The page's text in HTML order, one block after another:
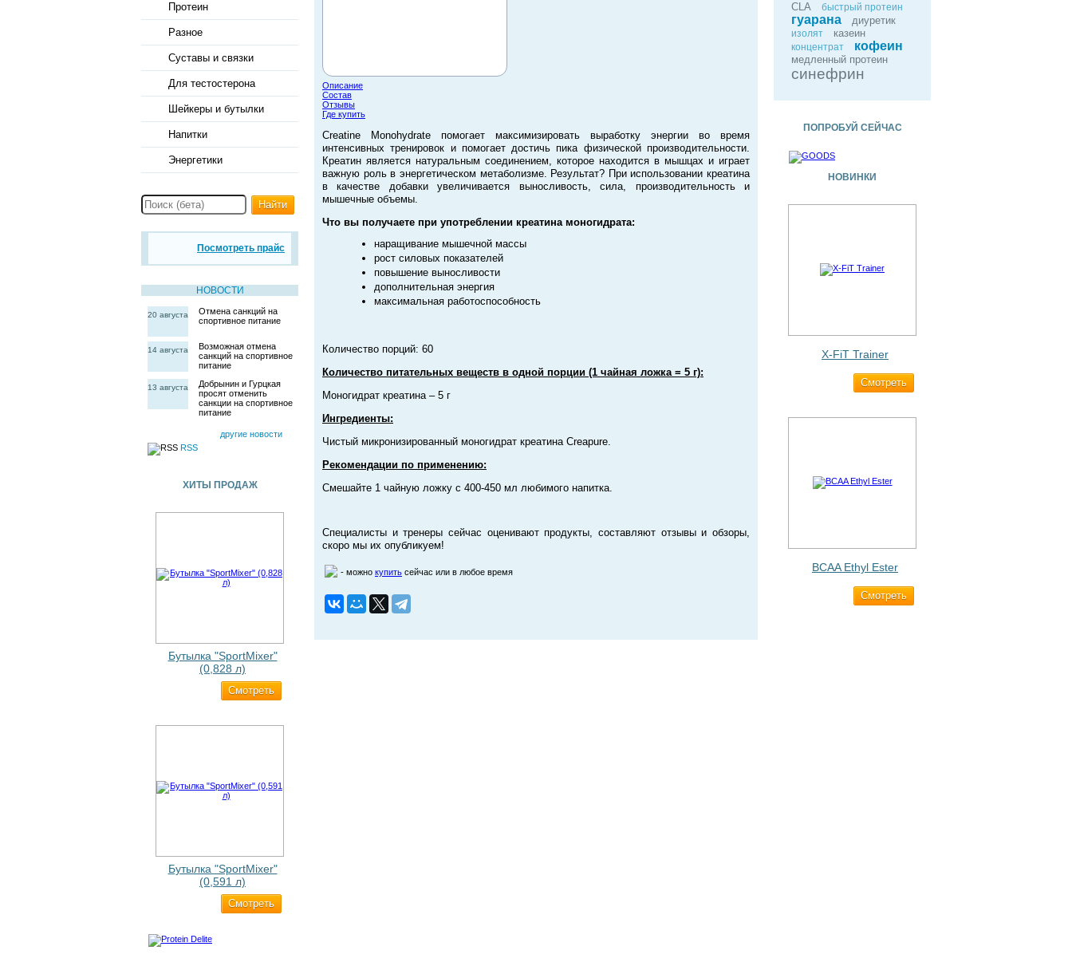
Протеин
Разное
Суставы и связки
Для тестостерона
Шейкеры и бутылки
Напитки
Энергетики
Найти
Посмотреть прайс
НОВОСТИ
20 августа
Отмена санкций на
спортивное питание
14 августа
Возможная отмена
санкций на спортивное
питание
13 августа
Добрынин и Гурцкая
просят отменить
санкции на спортивное
питание
другие новости
RSS
ХИТЫ ПРОДАЖ
Бутылка "SportMixer"
(0,828 л)
Cмотреть
Бутылка "SportMixer"
(0,591 л)
Cмотреть
Описание
Состав
Отзывы
Где купить
Creatine Monohydrate помогает максимизировать выработку энергии во время
интенсивных тренировок и помогает достичь пика физической производительности.
Креатин является натуральным соединением, которое находится в мышцах и играет
важную роль в энергетическом метаболизме. Результат? При использовании креатина
в качестве добавки увеличивается выносливость, сила, производительность и
мышечные объемы.
Что вы получаете при употреблении креатина моногидрата:
наращивание мышечной массы
рост силовых показателей
повышение выносливости
дополнительная энергия
максимальная работоспособность
Количество порций: 60
Количество питательных веществ в одной порции (1 чайная ложка = 5 г):
Моногидрат креатина – 5 г
Ингредиенты:
Чистый микронизированный моногидрат креатина Creapure.
Рекомендации по применению:
Смешайте 1 чайную ложку с 400-450 мл любимого напитка.
Специалисты и тренеры сейчас оценивают продукты, составляют отзывы и обзоры,
скоро мы их опубликуем!
- можно купить сейчас или в любое время
CLA быстрый протеин
гуарана диуретик
изолят казеин
концентрат кофеин
медленный протеин
синефрин
ПОПРОБУЙ СЕЙЧАС
НОВИНКИ
X-FiT Trainer
Cмотреть
BCAA Ethyl Ester
Cмотреть